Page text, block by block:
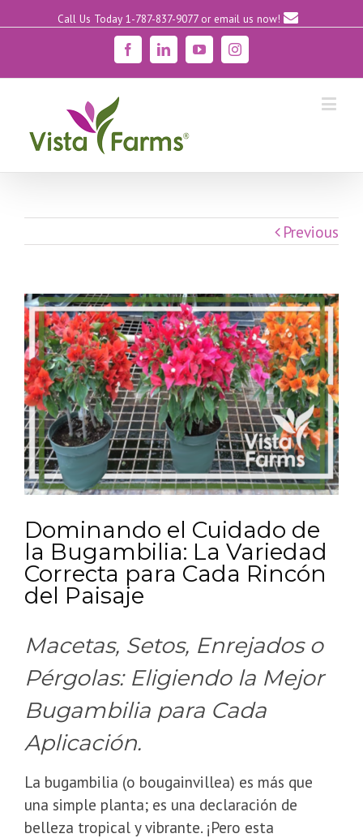
Call Us Today 1-787-837-9077 or email us now!
FacebookLinkedinYouTubeInstagram
Previous
View
Larger
Image
Dominando el Cuidado de
la Bugambilia: La Variedad
Correcta para Cada Rincón
del Paisaje
Macetas, Setos, Enrejados o
Pérgolas: Eligiendo la Mejor
Bugambilia para Cada
Aplicación.
La bugambilia (o bougainvillea) es más que
una simple planta; es una declaración de
belleza tropical y vibrante. ¡Pero esta